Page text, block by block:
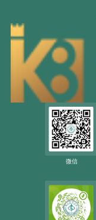
微信